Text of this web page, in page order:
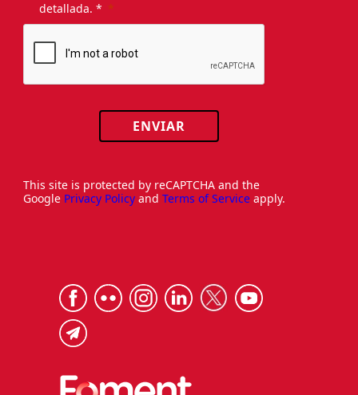
detallada. *
ENVIAR
This site is protected by reCAPTCHA and the
Google Privacy Policy and Terms of Service apply.